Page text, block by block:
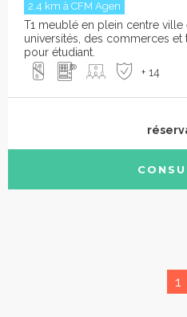
2.4 km à CFM Agen
T1 meublé en plein centre ville
universités, des commerces et
pour étudiant.
+ 14
1